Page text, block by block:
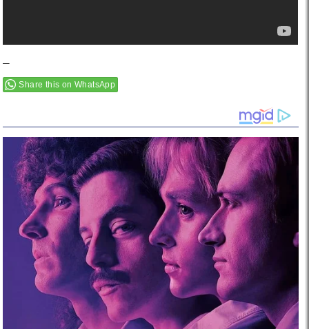
–
Share this on WhatsApp